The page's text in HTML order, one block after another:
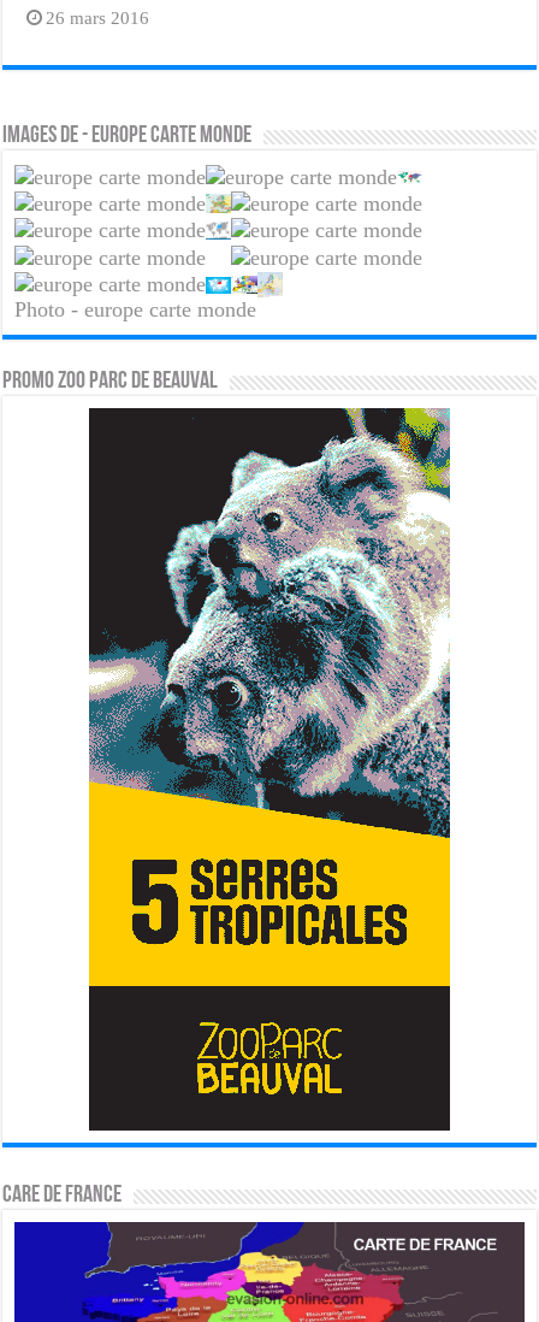
26 mars 2016
Images de - europe carte monde
Photo - europe carte monde
PROMO ZOO PARC DE BEAUVAL
CARE DE FRANCE